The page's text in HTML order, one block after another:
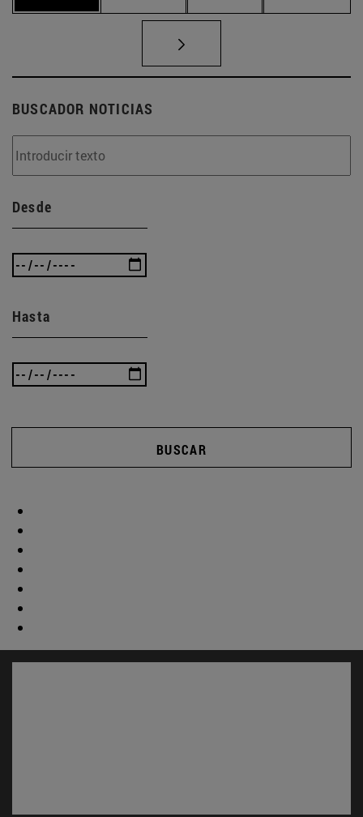
BUSCADOR NOTICIAS
Desde
Hasta
BUSCAR